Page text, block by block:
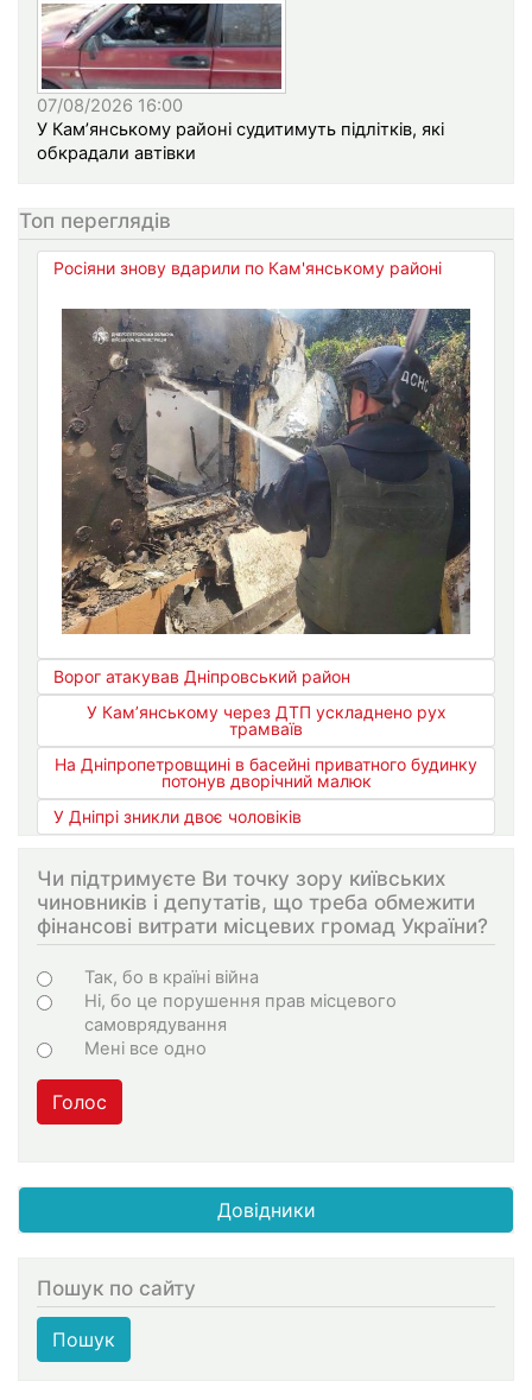
07/08/2026 16:00
У Кам’янському районі судитимуть підлітків, які
обкрадали автівки
Топ переглядів
Росіяни знову вдарили по Кам'янському районі
Ворог атакував Дніпровський район
У Кам’янському через ДТП ускладнено рух
трамваїв
На Дніпропетровщині в басейні приватного будинку
потонув дворічний малюк
У Дніпрі зникли двоє чоловіків
Чи підтримуєте Ви точку зору київських
чиновників і депутатів, що треба обмежити
фінансові витрати місцевих громад України?
Варіанти
Так, бо в країні війна
Ні, бо це порушення прав місцевого
самоврядування
Мені все одно
Голос
Довідники
Пошук по сайту
Пошук